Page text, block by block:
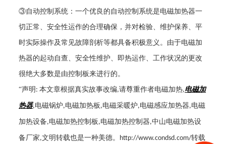
③自动控制系统：一个优良的自动控制系统是电磁加热器一
切正常、安全性运作的合理确保，并对检验、维护保养、平
时实际操作及常见故障剖析等都具备积极意义。由于电磁加
热器的起动自查、安全性维护、即热运作、工作状况的更改
很绝大多数是由控制板来进行的。
“声明 :本文章根据真实故事改编,请尊重作者电磁加热,电磁加
热器,电磁锅炉,电磁加热板 ,电磁采暖炉,电磁感应加热器,电磁
加热设备,电磁加热控制板 ,电磁加热控制器,中山电磁加热设
备厂家,文明转载也是一种美德。 http://www.condsd.com/转载